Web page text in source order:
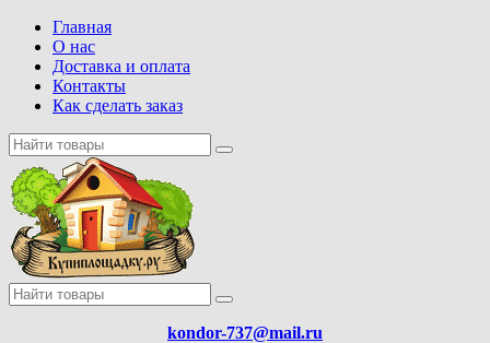
Главная
О нас
Доставка и оплата
Контакты
Как сделать заказ
kondor-737@mail.ru